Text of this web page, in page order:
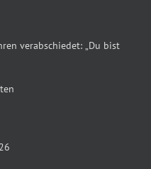
verabschiedet: „Du bist